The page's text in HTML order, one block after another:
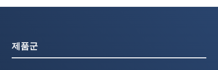
제품군